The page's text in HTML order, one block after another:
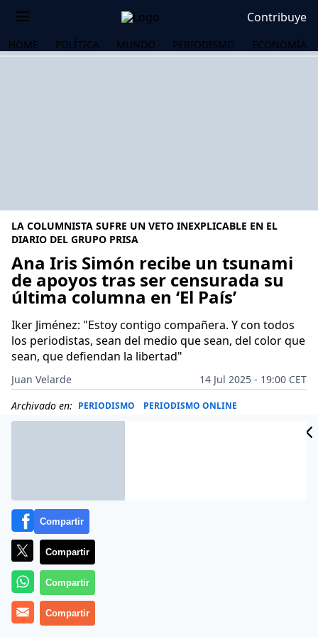
Contribuye
HOME POLÍTICA MUNDO PERIODISMO ECONOMÍA
LA COLUMNISTA SUFRE UN VETO INEXPLICABLE EN EL
DIARIO DEL GRUPO PRISA
Ana Iris Simón recibe un tsunami
de apoyos tras ser censurada su
última columna en ‘El País’
Iker Jiménez: "Estoy contigo compañera. Y con todos
los periodistas, sean del medio que sean, del color que
sean, que defiendan la libertad"
Juan Velarde
14 Jul 2025 - 19:00 CET
Archivado en: PERIODISMO PERIODISMO ONLINE
Compartir
Compartir
Compartir
Compartir